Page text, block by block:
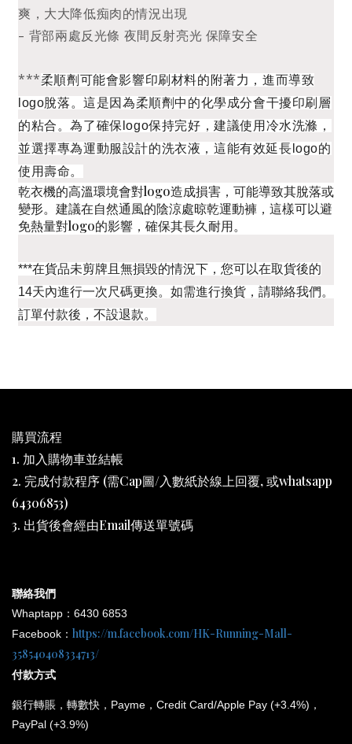
爽，大大降低痴肉的情況出現
- ⁠背部兩處反光條 夜間反射亮光 保障安全
***柔順劑可能會影響印刷材料的附著力，進而導致
logo脫落。這是因為柔順劑中的化學成分會干擾印刷層
的粘合。為了確保logo保持完好，建議使用冷水洗滌，
並選擇專為運動服設計的洗衣液， 這能有效延長logo的
使用壽命。
乾衣機的高溫環境會對logo造成損害，可能導致其脫落或
變形。 建議在自然通風的陰涼處晾乾運動褲， 這樣可以避
免熱量對logo的影響，確保其長久耐用。
***在貨品未剪牌且無損毀的情況下， 您可以在取貨後的
14天內進行一次尺碼更換。如需進行換貨， 請聯絡我們。
訂單付款後，不設退款。
購買流程
1. 加入購物車並結帳
2. 完成付款程序 (需Cap圖/入數紙於線上回覆, 或whatsapp
64306853)
3. 出貨後會經由Email傳送單號碼
聯絡我們
Whaptapp：6430 6853
Facebook： https://m.facebook.com/HK-Running-Mall-
358540408334713/
付款方式
銀行轉賬，轉數快，Payme，Credit Card/Apple Pay (+3.4%)，
PayPal (+3.9%)